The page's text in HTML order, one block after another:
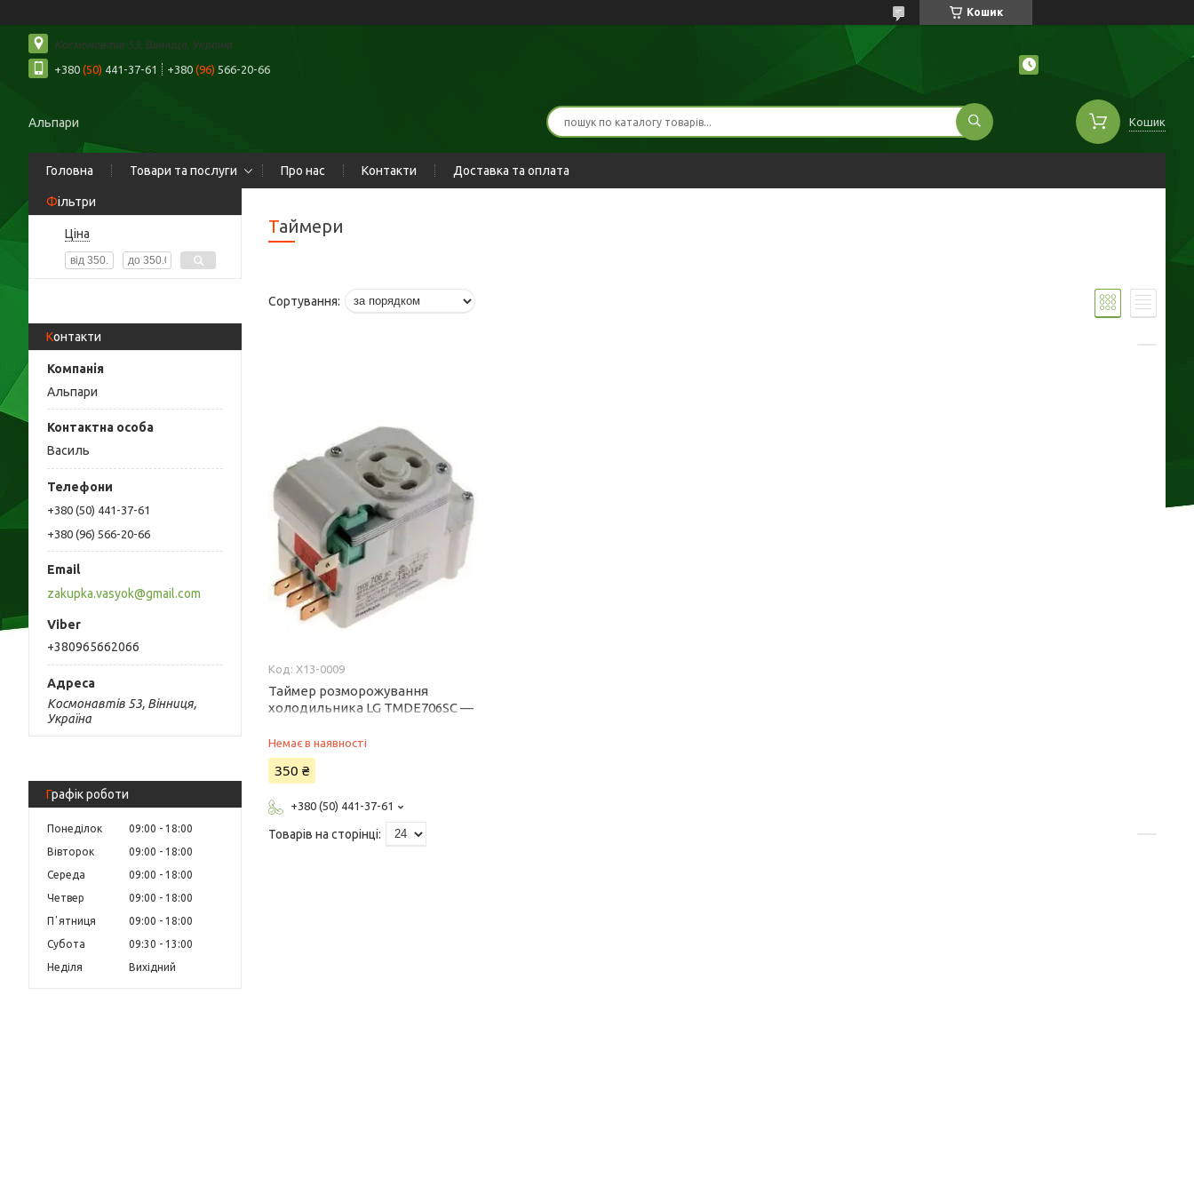
Кошик
Космонавтів 53, Вінниця, Україна
+380 (50) 441-37-61 +380 (96) 566-20-66
Альпари Кошик
Головна Товари та послуги Про нас Контакти Доставка та оплата
Фільтри
Ціна
Контакти
Альпари
Василь
+380 (50) 441-37-61
+380 (96) 566-20-66
zakupka.vasyok@gmail.com
+380965662066
Космонавтів 53, Вінниця,
Україна
Графік роботи
Понеділок 09:00
18:00
Вівторок
09:00
18:00
Середа
09:00
18:00
Четвер
09:00
18:00
Пʼятниця
09:00
18:00
Субота
09:30
13:00
Неділя
Вихідний
Таймери
X13-0009
Таймер розморожування
холодильника LG TMDE706SC —
Немає в наявності
350 ₴
+380 (50) 441-37-61